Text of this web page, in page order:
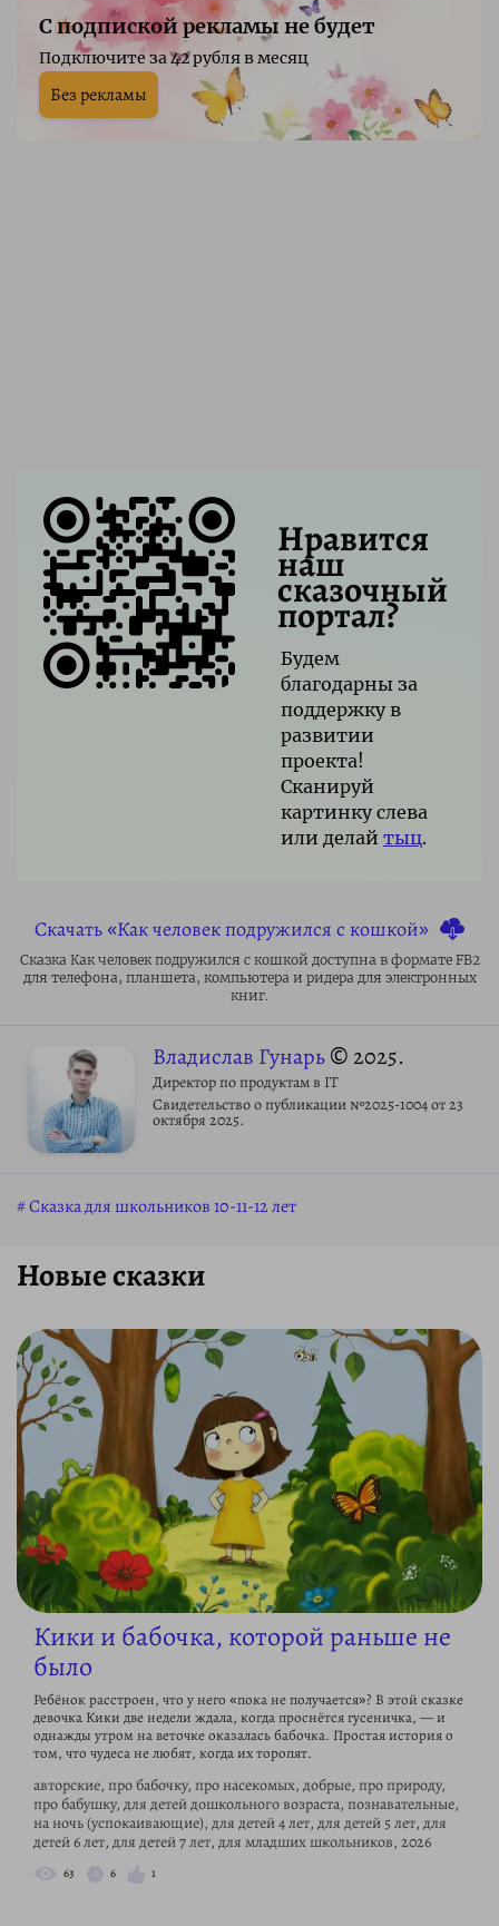
С подпиской рекламы не будет
Подключите за 42 рубля в месяц
Без рекламы
Нравится
наш
сказочный
портал?
Будем
благодарны за
поддержку в
развитии
проекта!
Сканируй
картинку слева
или делай тыц.
Скачать «Как человек подружился с кошкой»
Сказка Как человек подружился с кошкой доступна в формате FB2
для телефона, планшета, компьютера и ридера для электронных
книг.
Владислав Гунарь© 2025.
Директор по продуктам в IT
Свидетельство о публикации №2025-1004 от 23
октября 2025.
Сказка для школьников 10-11-12 лет
Новые сказки
Кики и бабочка, которой раньше не
было
Ребёнок расстроен, что у него «пока не получается»? В этой сказке
девочка Кики две недели ждала, когда проснётся гусеничка, — и
однажды утром на веточке оказалась бабочка. Простая история о
том, что чудеса не любят, когда их торопят.
авторские, про бабочку, про насекомых, добрые, про природу,
про бабушку, для детей дошкольного возраста, познавательные,
на ночь (успокаивающие), для детей 4 лет, для детей 5 лет, для
детей 6 лет, для детей 7 лет, для младших школьников, 2026
63 6 1